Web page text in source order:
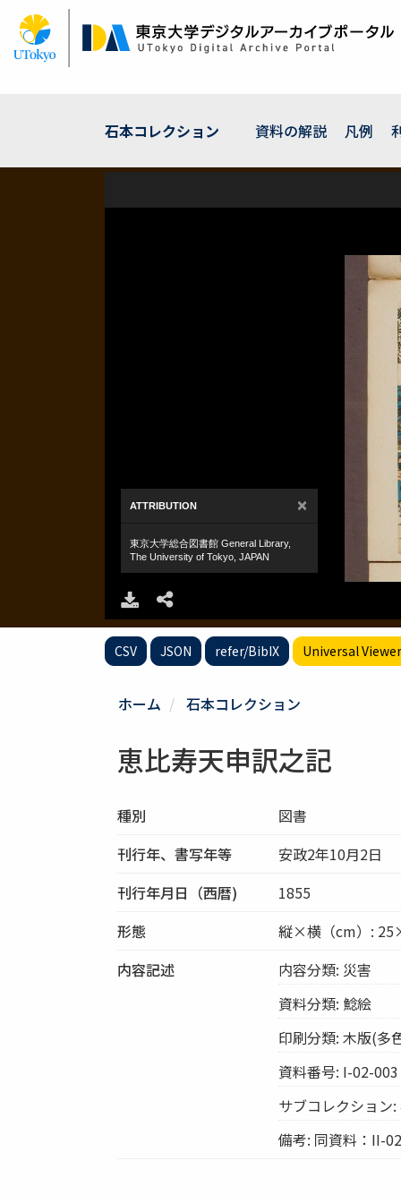
ン
に
石本コレクション 資料の解説 凡例
CSV JSON refer/BibIX Universal Viewer
ホーム 石本コレクション
恵比寿天申訳之記
種別
図書
刊行年、書写年等
安政2年10月2日
刊行年月日（西暦)
1855
形態
縦×横（cm）:
内容記述
内容分類: 災害
資料分類: 鯰絵
印刷分類: 木版(多
資料番号: I-02-003
サブコレクション
備考: 同資料：II-